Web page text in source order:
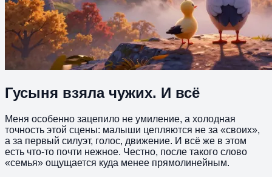
Гусыня взяла чужих. И всё
Меня особенно зацепило не умиление, а холодная
точность этой сцены: малыши цепляются не за «своих»,
а за первый силуэт, голос, движение. И всё же в этом
есть что-то почти нежное. Честно, после такого слово
«семья» ощущается куда менее прямолинейным.